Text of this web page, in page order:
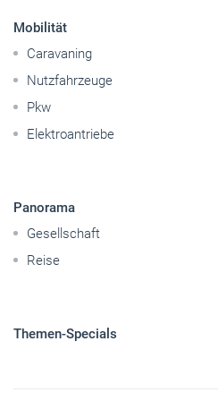
Mobilität
Caravaning
Nutzfahrzeuge
Pkw
Elektroantriebe
Panorama
Gesellschaft
Reise
Themen-Specials